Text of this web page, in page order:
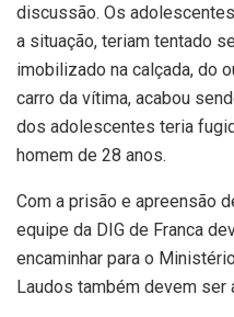
discussão. Os
a situação, teriam tentado
imobilizado na calçada, do
carro da vítima, acabou
dos adolescentes teria
homem de 28 anos.
Com a prisão e apreensão
equipe da DIG de Franca
encaminhar para o
Laudos também devem ser